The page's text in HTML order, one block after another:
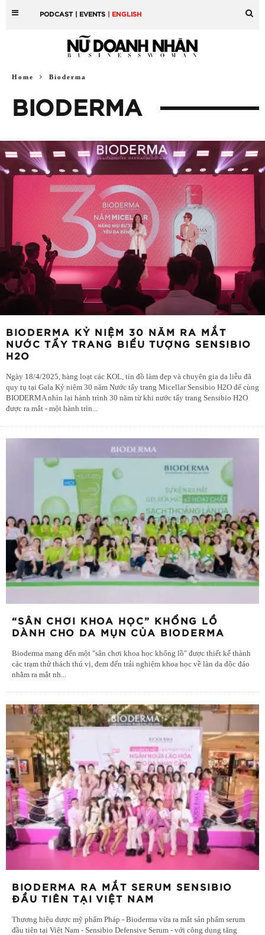
PODCAST | EVENTS | ENGLISH
Home Bioderma
BIODERMA
BIODERMA KỶ NIỆM 30 NĂM RA MẮT
NƯỚC TẨY TRANG BIỂU TƯỢNG SENSIBIO
H2O
Ngày 18/4/2025, hàng loạt các KOL, tín đồ làm đẹp và chuyên gia da liễu đã
quy tụ tại Gala Kỷ niệm 30 năm Nước tẩy trang Micellar Sensibio H2O để cùng
BIODERMA nhìn lại hành trình 30 năm từ khi nước tẩy trang Sensibio H2O
được ra mắt - một hành trìn...
“SÂN CHƠI KHOA HỌC” KHỔNG LỒ
DÀNH CHO DA MỤN CỦA BIODERMA
Bioderma mang đến một "sân chơi khoa học khổng lồ" được thiết kế thành
các trạm thử thách thú vị, đem đến trải nghiệm khoa học về làn da độc đáo
nhằm ra mắt nh...
BIODERMA RA MẮT SERUM SENSIBIO
ĐẦU TIÊN TẠI VIỆT NAM
Thương hiệu dược mỹ phẩm Pháp - Bioderma vừa ra mắt sản phẩm serum
đầu tiên tại Việt Nam - Sensibio Defensive Serum - với công dụng tăng